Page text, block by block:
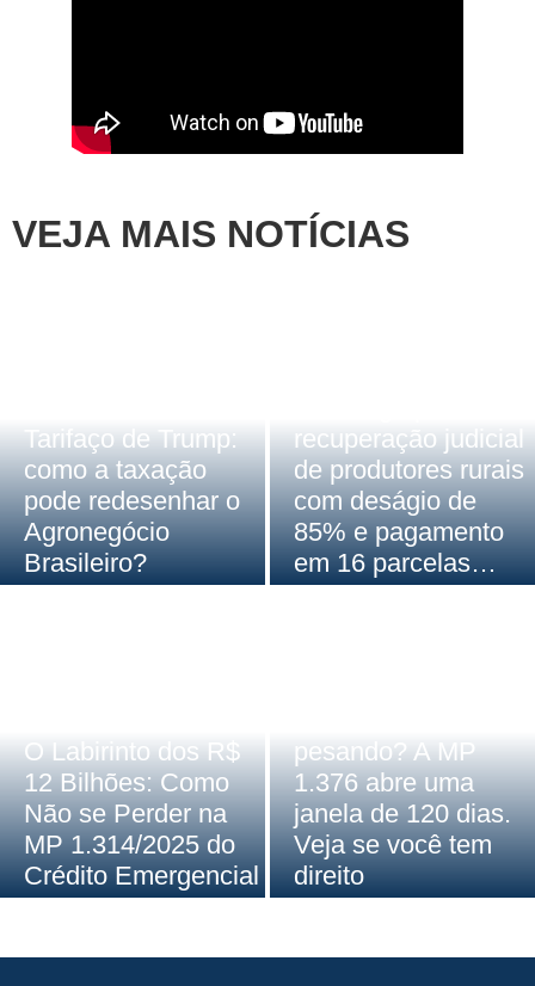
VEJA MAIS NOTÍCIAS
Tarifaço de Trump:
como a taxação
pode redesenhar o
Agronegócio
Brasileiro?
recuperação judicial
de produtores rurais
com deságio de
85% e pagamento
em 16 parcelas…
O Labirinto dos R$
12 Bilhões: Como
Não se Perder na
MP 1.314/2025 do
Crédito Emergencial
pesando? A MP
1.376 abre uma
janela de 120 dias.
Veja se você tem
direito